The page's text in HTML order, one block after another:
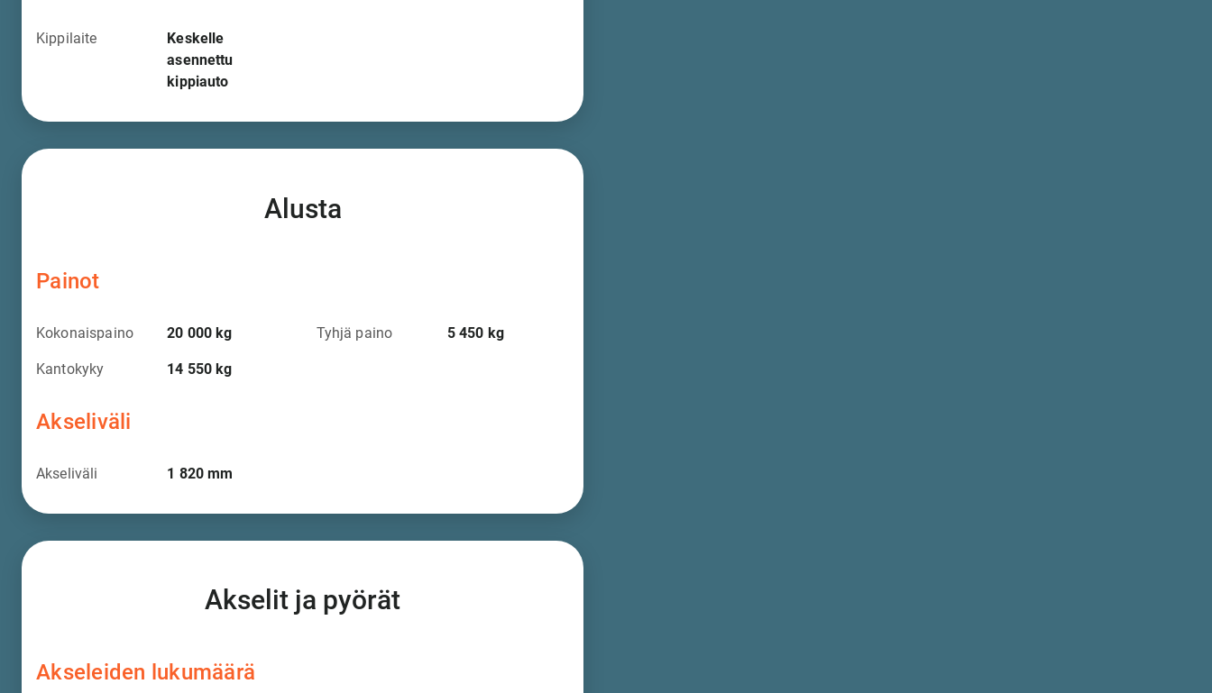
Kippilaite
Keskelle
asennettu
kippiauto
Alusta
Painot
Kokonaispaino 20 000kg Tyhjä paino 5 450 kg
Kantokyky 14 550kg
Akseliväli
Akseliväli 1 820mm
Akselit ja pyörät
Akseleiden lukumäärä